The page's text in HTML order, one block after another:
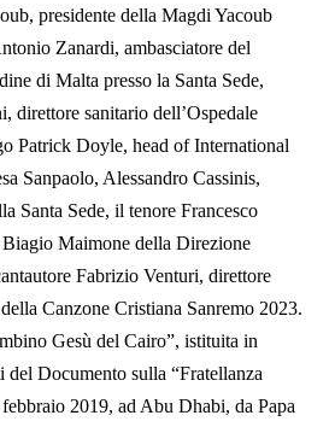
presidente della Magdi Yacoub
Zanardi, ambasciatore del
di Malta presso la Santa Sede,
direttore sanitario dell’Ospedale
Patrick Doyle, head of International
Sanpaolo, Alessandro Cassinis,
Santa Sede, il tenore Francesco
Maimone della Direzione
Fabrizio Venturi, direttore
Canzone Cristiana Sanremo 2023.
Gesù del Cairo”, istituita in
del Documento sulla “Fratellanza
2019, ad Abu Dhabi, da Papa